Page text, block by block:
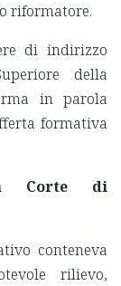
riformatore.
di indirizzo
della
in parola
formativa
Corte di
conteneva
rilievo,